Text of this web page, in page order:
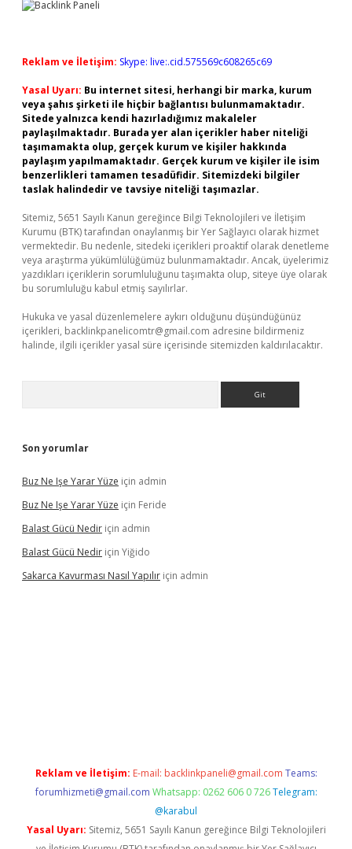
Reklam ve İletişim: Skype: live:.cid.575569c608265c69
Yasal Uyarı: Bu internet sitesi, herhangi bir marka, kurum
veya şahıs şirketi ile hiçbir bağlantısı bulunmamaktadır.
Sitede yalnızca kendi hazırladığımız makaleler
paylaşılmaktadır. Burada yer alan içerikler haber niteliği
taşımamakta olup, gerçek kurum ve kişiler hakkında
paylaşım yapılmamaktadır. Gerçek kurum ve kişiler ile isim
benzerlikleri tamamen tesadüfidir. Sitemizdeki bilgiler
taslak halindedir ve tavsiye niteliği taşımazlar.
Sitemiz, 5651 Sayılı Kanun gereğince Bilgi Teknolojileri ve İletişim
Kurumu (BTK) tarafından onaylanmış bir Yer Sağlayıcı olarak hizmet
vermektedir. Bu nedenle, sitedeki içerikleri proaktif olarak denetleme
veya araştırma yükümlülüğümüz bulunmamaktadır. Ancak, üyelerimiz
yazdıkları içeriklerin sorumluluğunu taşımakta olup, siteye üye olarak
bu sorumluluğu kabul etmiş sayılırlar.
Hukuka ve yasal düzenlemelere aykırı olduğunu düşündüğünüz
içerikleri, backlinkpanelicomtr@gmail.com adresine bildirmeniz
halinde, ilgili içerikler yasal süre içerisinde sitemizden kaldırılacaktır.
Son yorumlar
Buz Ne Işe Yarar Yüze için admin
Buz Ne Işe Yarar Yüze için Feride
Balast Gücü Nedir için admin
Balast Gücü Nedir için Yiğido
Sakarca Kavurması Nasıl Yapılır için admin
Reklam ve İletişim: E-mail: backlinkpaneli@gmail.com Teams:
forumhizmeti@gmail.com Whatsapp: 0262 606 0 726 Telegram:
@karabul
Yasal Uyarı: Sitemiz, 5651 Sayılı Kanun gereğince Bilgi Teknolojileri